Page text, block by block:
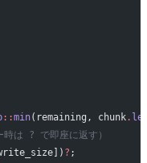
::min(remaining, chunk.
は ? で即座に返す）
? ;